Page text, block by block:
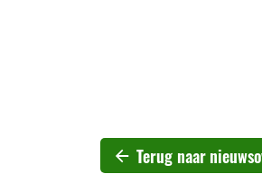
Terug naar